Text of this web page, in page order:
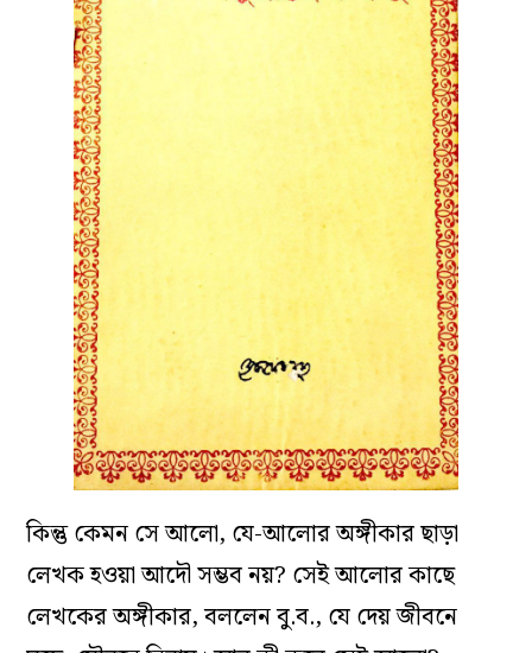
কিন্তু কেমন সে আলো, যে-আলোর অঙ্গীকার ছাড়া
লেখক হওয়া আদৌ সম্ভব নয়? সেই আলোর কাছে
লেখকের অঙ্গীকার, বললেন বু.ব., যে দেয় জীবনে